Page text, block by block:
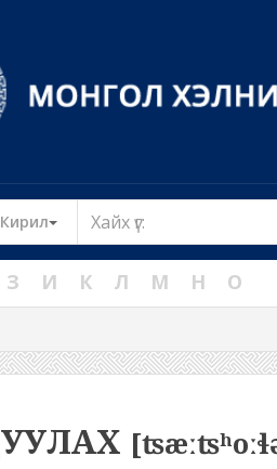
Кирил Toggle Dropdown
З И К Л М Н О